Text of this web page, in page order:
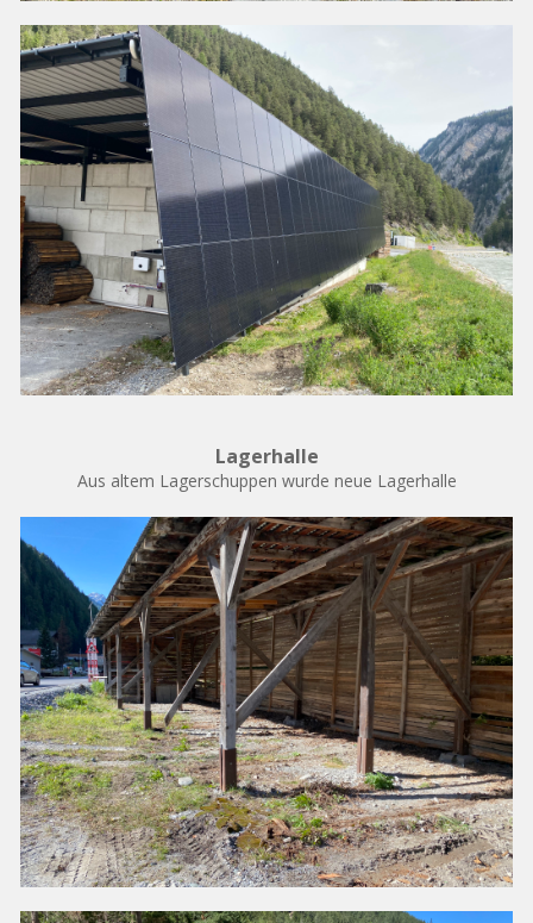
Lagerhalle
Aus altem Lagerschuppen wurde neue Lagerhalle